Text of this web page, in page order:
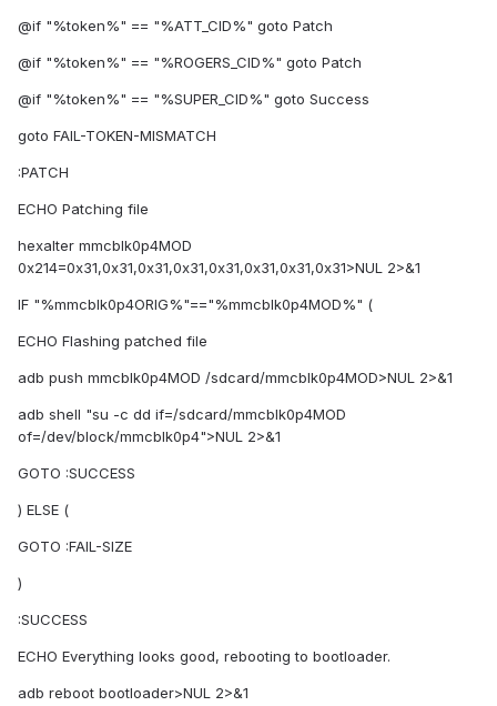
@if "%token%" == "%ATT_CID%" goto Patch
@if "%token%" == "%ROGERS_CID%" goto Patch
@if "%token%" == "%SUPER_CID%" goto Success
goto FAIL-TOKEN-MISMATCH
:PATCH
ECHO Patching file
hexalter mmcblk0p4MOD
0x214=0x31,0x31,0x31,0x31,0x31,0x31,0x31,0x31>NUL 2>&1
IF "%mmcblk0p4ORIG%"=="%mmcblk0p4MOD%" (
ECHO Flashing patched file
adb push mmcblk0p4MOD /sdcard/mmcblk0p4MOD>NUL 2>&1
adb shell "su -c dd if=/sdcard/mmcblk0p4MOD
of=/dev/block/mmcblk0p4">NUL 2>&1
GOTO :SUCCESS
) ELSE (
GOTO :FAIL-SIZE
)
:SUCCESS
ECHO Everything looks good, rebooting to bootloader.
adb reboot bootloader>NUL 2>&1